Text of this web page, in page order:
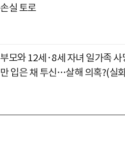
손실 토로
부모와 12세·8세 자녀 일가족
만 입은 채 투신…살해 의혹?(실